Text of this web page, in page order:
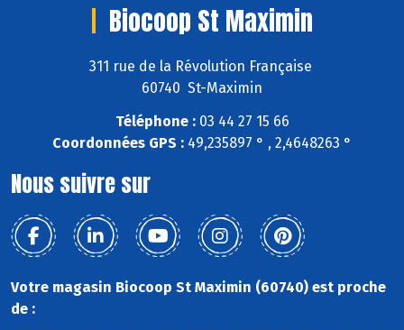
Biocoop St Maximin
311 rue de la Révolution Française
60740 St-Maximin
Téléphone :03 44 27 15 66
Coordonnées GPS : 49,235897 ° , 2,4648263 °
Nous suivre sur
Votre magasin Biocoop St Maximin (60740) est proche
de :